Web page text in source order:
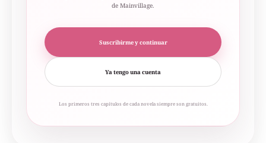
de Mainvillage.
Suscribirme y continuar
Ya tengo una cuenta
Los primeros tres capítulos de cada novela siempre son gratuitos.